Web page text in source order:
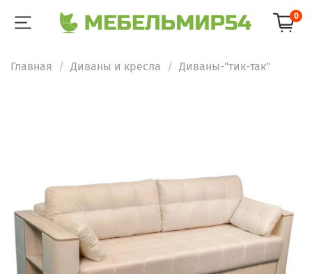
0
Главная Диваны и кресла Диваны-"тик-так"